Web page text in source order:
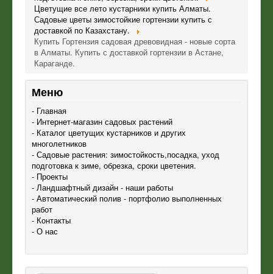
Цветущие все лето кустарники купить Алматы.
Садовые цветы зимостойкие гортензии купить с
доставкой по Казахстану.
Купить Гортензия садовая древовидная - новые сорта
в Алматы. Купить с доставкой гортензии в Астане,
Караганде.
Меню
- Главная
- Интернет-магазин садовых растений
- Каталог цветущих кустарников и других
многолетников
- Садовые растения: зимостойкость,посадка, уход
подготовка к зиме, обрезка, сроки цветения.
- Проекты
- Ландшафтный дизайн - наши работы
- Автоматический полив - портфолио выполненных
работ
- Контакты
- О нас